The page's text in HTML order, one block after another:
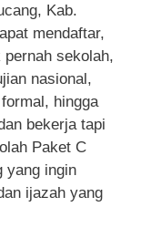
Kab.
mendaftar,
sekolah,
nasional,
hingga
bekerja tapi
Paket C
yang ingin
ijazah yang